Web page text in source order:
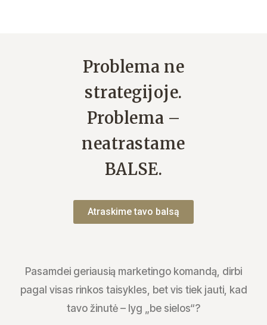
Problema ne
strategijoje.
Problema –
neatrastame
BALSE.
Atraskime tavo balsą
Pasamdei geriausią marketingo komandą, dirbi
pagal visas rinkos taisykles, bet vis tiek jauti, kad
tavo žinutė – lyg „be sielos“?